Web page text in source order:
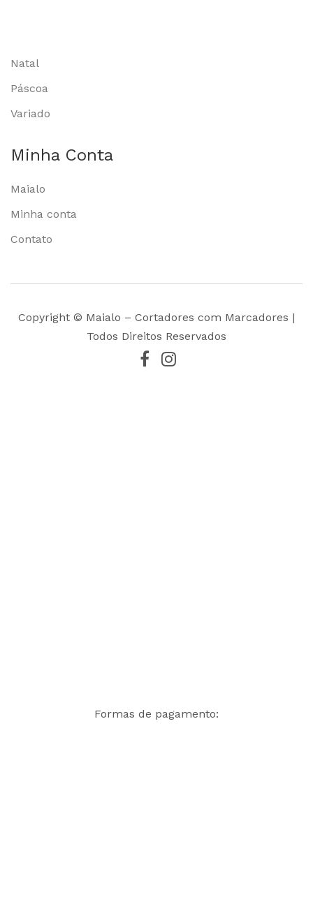
Natal
Páscoa
Variado
Minha Conta
Maialo
Minha conta
Contato
Copyright © Maialo – Cortadores com Marcadores |
Todos Direitos Reservados
Formas de pagamento: